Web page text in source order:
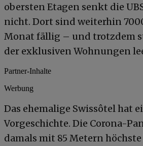
obersten Etagen senkt die
nicht. Dort sind weiterhin
Monat fällig – und trotzdem
der exklusiven Wohnungen
Partner-Inhalte
Werbung
Das ehemalige Swissôtel hat
Vorgeschichte. Die Corona-
damals mit 85 Metern